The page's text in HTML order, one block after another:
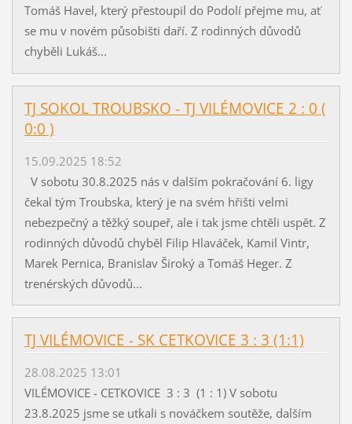
Tomáš Havel, který přestoupil do Podolí přejme mu, ať
se mu v novém působišti daří. Z rodinných důvodů
chyběli Lukáš...
TJ SOKOL TROUBSKO - TJ VILÉMOVICE 2 : 0 (
0:0 )
15.09.2025 18:52
V sobotu 30.8.2025 nás v dalším pokračování 6. ligy
čekal tým Troubska, který je na svém hřišti velmi
nebezpečný a těžký soupeř, ale i tak jsme chtěli uspět. Z
rodinných důvodů chyběl Filip Hlaváček, Kamil Vintr,
Marek Pernica, Branislav Široký a Tomáš Heger. Z
trenérských důvodů...
TJ VILÉMOVICE - SK CETKOVICE 3 : 3 (1:1)
28.08.2025 13:01
VILÉMOVICE - CETKOVICE 3 : 3 (1 : 1) V sobotu
23.8.2025 jsme se utkali s nováčkem soutěže, dalším